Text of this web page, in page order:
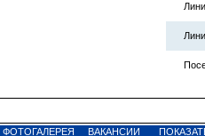
ФОТОГАЛЕРЕЯ ВАКАНСИИ